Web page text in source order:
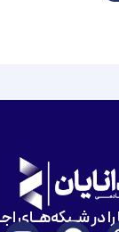
را در شــبکه‌هــای